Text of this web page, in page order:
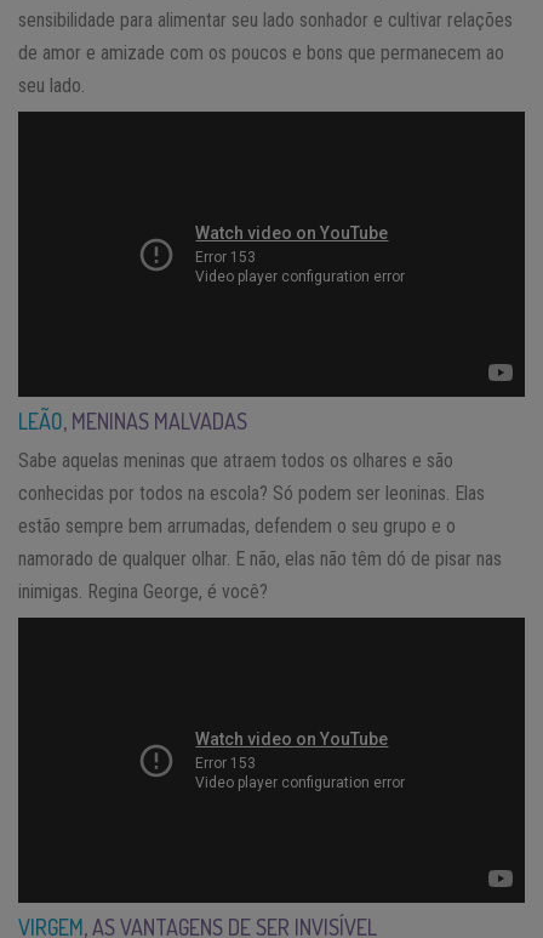
sensibilidade para alimentar seu lado sonhador e cultivar relações
de amor e amizade com os poucos e bons que permanecem ao
seu lado.
LEÃO, MENINAS MALVADAS
Sabe aquelas meninas que atraem todos os olhares e são
conhecidas por todos na escola? Só podem ser leoninas. Elas
estão sempre bem arrumadas, defendem o seu grupo e o
namorado de qualquer olhar. E não, elas não têm dó de pisar nas
inimigas. Regina George, é você?
VIRGEM, AS VANTAGENS DE SER INVISÍVEL